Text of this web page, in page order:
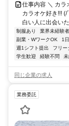
仕事内容 ＼ カラ
カラオケ好き!!!
白い人に出会い
制服あり 業界未経験
副業・WワークOK
1
週1シフト提出
フリー
学生歓迎
経験不問
同じ企業の求人
業務委託